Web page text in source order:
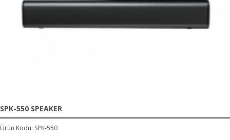
SPK-550 SPEAKER
Ürün Kodu: SPK-550